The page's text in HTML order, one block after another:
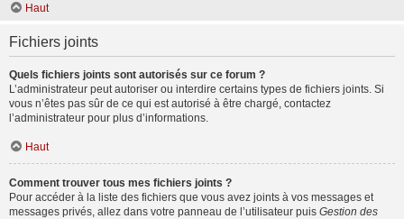
Haut
Fichiers joints
Quels fichiers joints sont autorisés sur ce forum ?
L’administrateur peut autoriser ou interdire certains types de fichiers joints. Si
vous n’êtes pas sûr de ce qui est autorisé à être chargé, contactez
l’administrateur pour plus d’informations.
Haut
Comment trouver tous mes fichiers joints ?
Pour accéder à la liste des fichiers que vous avez joints à vos messages et
messages privés, allez dans votre panneau de l’utilisateur puis Gestion des